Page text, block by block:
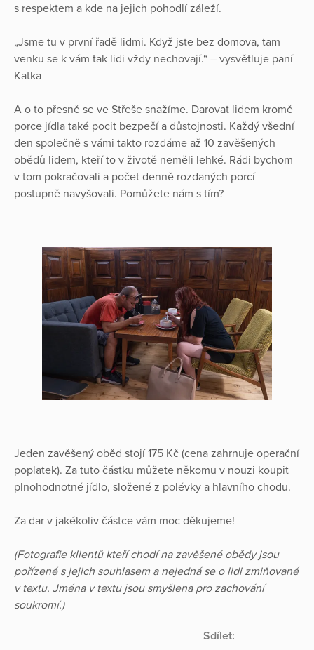
s respektem a kde na jejich pohodlí záleží.
„Jsme tu v první řadě lidmi. Když jste bez domova, tam
venku se k vám tak lidi vždy nechovají.“ – vysvětluje paní
Katka
A o to přesně se ve Střeše snažíme. Darovat lidem kromě
porce jídla také pocit bezpečí a důstojnosti. Každý všední
den společně s vámi takto rozdáme až 10 zavěšených
obědů lidem, kteří to v životě neměli lehké. Rádi bychom
v tom pokračovali a počet denně rozdaných porcí
postupně navyšovali. Pomůžete nám s tím?
Jeden zavěšený oběd stojí 175 Kč (cena zahrnuje operační
poplatek). Za tuto částku můžete někomu v nouzi koupit
plnohodnotné jídlo, složené z polévky a hlavního chodu.
Za dar v jakékoliv částce vám moc děkujeme!
(Fotografie klientů kteří chodí na zavěšené obědy jsou
pořízené s jejich souhlasem a nejedná se o lidi zmiňované
v textu. Jména v textu jsou smyšlena pro zachování
soukromí.)
Sdílet: